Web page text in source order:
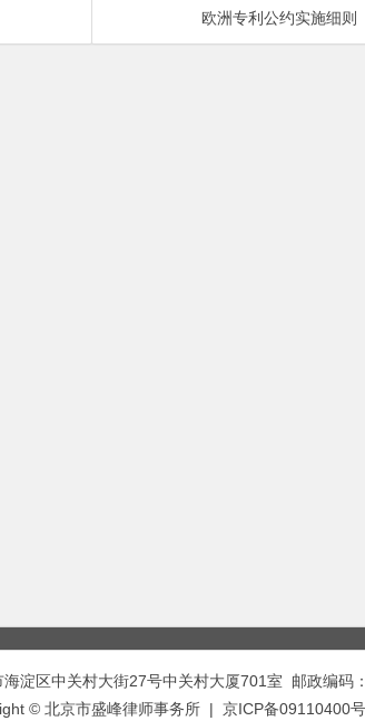
欧洲专利公约实施细则
海淀区中关村大街27号中关村大厦701室 邮政编
© 北京市盛峰律师事务所 | 京ICP备09110400